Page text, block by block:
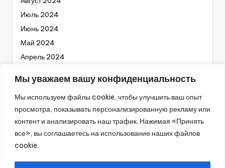
Мы уважаем вашу конфиденциальность
Мы используем файлы cookie, чтобы улучшить ваш опыт
просмотра, показывать персонализированную рекламу или
контент и анализировать наш трафик. Нажимая «Принять
все», вы соглашаетесь на использование наших файлов
cookie.
Июль 2024
Июнь 2024
Май 2024
Апрель 2024
Февраль 2024
Январь 2024
Декабрь 2023
Октябрь 2023